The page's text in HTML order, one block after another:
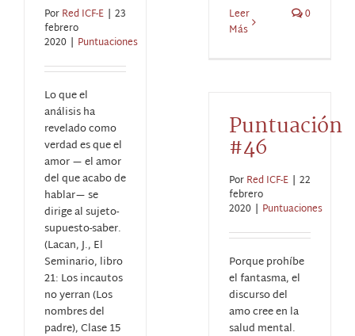
Leer
Más
0
PorRed ICF-E | 23
febrero
2020 | Puntuaciones
Lo que el
análisis ha
revelado como
verdad es que el
amor — el amor
del que acabo de
hablar— se
dirige al sujeto-
supuesto-saber.
(Lacan, J., El
Seminario, libro
21: Los incautos
no yerran (Los
nombres del
padre), Clase 15
Puntuación
#46
PorRed ICF-E | 22
febrero
2020 | Puntuaciones
Porque prohíbe
el fantasma, el
discurso del
amo cree en la
salud mental.